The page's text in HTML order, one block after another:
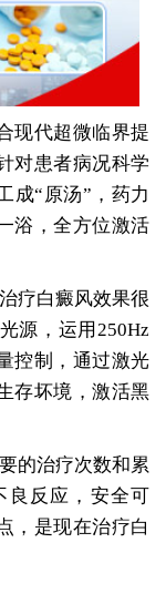
代超微临界提
对患者病况科学
成“原汤”，药力
浴，全方位激活
疗白癜风效果很
源，运用250Hz
控制，通过激光
存坏境，激活黑
的治疗次数和累
良反应，安全可
，是现在治疗白